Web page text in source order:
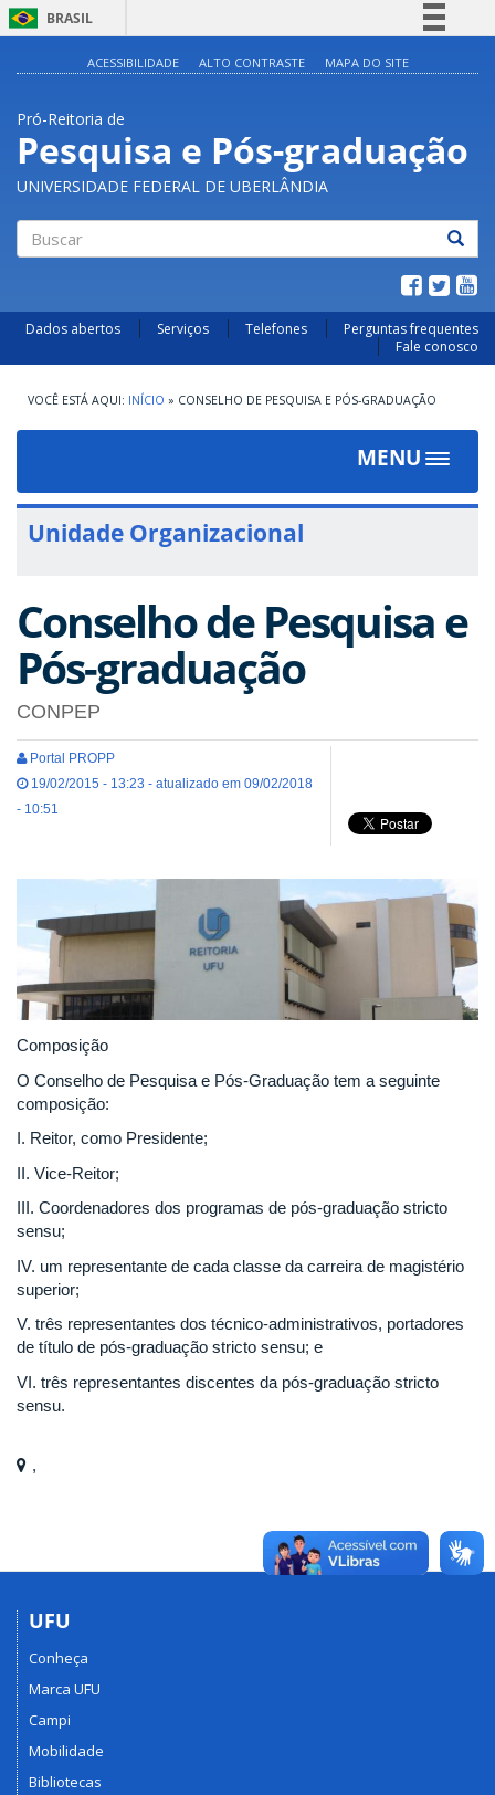
BRASIL
Acesso à informação
Legislação
Canais
ACESSIBILIDADE ALTO CONTRASTE MAPA DO SITE
Pró-Reitoria de
Pesquisa e Pós-graduação
UNIVERSIDADE FEDERAL DE UBERLÂNDIA
Dados abertos Serviços Telefones
Perguntas frequentes
Fale conosco
INÍCIO » CONSELHO DE PESQUISA E PÓS-GRADUAÇÃO
MENU
Toggle
Unidade Organizacional
Conselho de Pesquisa e
Pós-graduação
CONPEP
Portal PROPP
19/02/2015 - 13:23 - atualizado em 09/02/2018
- 10:51
Composição
O Conselho de Pesquisa e Pós-Graduação tem a seguinte
composição:
I. Reitor, como Presidente;
II. Vice-Reitor;
III. Coordenadores dos programas de pós-graduação stricto
sensu;
IV. um representante de cada classe da carreira de magistério
superior;
V. três representantes dos técnico-administrativos, portadores
de título de pós-graduação stricto sensu; e
VI. três representantes discentes da pós-graduação stricto
sensu.
,
UFU
Conheça
Marca UFU
Campi
Mobilidade
Bibliotecas